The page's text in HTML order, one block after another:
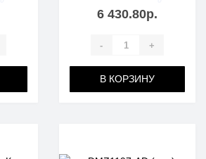
6 430.80р.
- +
В КОРЗИНУ